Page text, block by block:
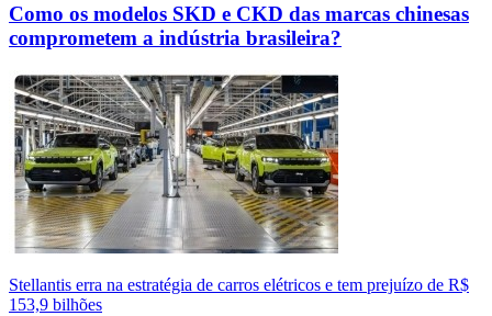
Como os modelos SKD e CKD das marcas chinesas
comprometem a indústria brasileira?
Stellantis erra na estratégia de carros elétricos e tem prejuízo de R$
153,9 bilhões